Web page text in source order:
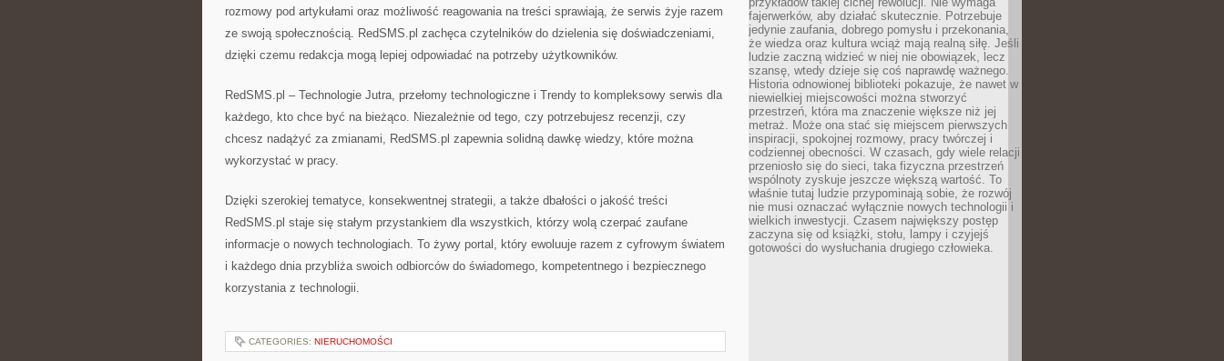
rozmowy pod artykułami oraz możliwość reagowania na treści sprawiają, że serwis żyje razem
ze swoją społecznością. RedSMS.pl zachęca czytelników do dzielenia się doświadczeniami,
dzięki czemu redakcja mogą lepiej odpowiadać na potrzeby użytkowników.
RedSMS.pl – Technologie Jutra, przełomy technologiczne i Trendy to kompleksowy serwis dla
każdego, kto chce być na bieżąco. Niezależnie od tego, czy potrzebujesz recenzji, czy
chcesz nadążyć za zmianami, RedSMS.pl zapewnia solidną dawkę wiedzy, które można
wykorzystać w pracy.
Dzięki szerokiej tematyce, konsekwentnej strategii, a także dbałości o jakość treści
RedSMS.pl staje się stałym przystankiem dla wszystkich, którzy wolą czerpać zaufane
informacje o nowych technologiach. To żywy portal, który ewoluuje razem z cyfrowym światem
i każdego dnia przybliża swoich odbiorców do świadomego, kompetentnego i bezpiecznego
korzystania z technologii.
CATEGORIES: NIERUCHOMOŚCI
fajerwerków, aby działać skutecznie. Potrzebuje
jedynie zaufania, dobrego pomysłu i przekonania,
że wiedza oraz kultura wciąż mają realną siłę. Jeśli
ludzie zaczną widzieć w niej nie obowiązek, lecz
szansę, wtedy dzieje się coś naprawdę ważnego.
Historia odnowionej biblioteki pokazuje, że nawet w
niewielkiej miejscowości można stworzyć
przestrzeń, która ma znaczenie większe niż jej
metraż. Może ona stać się miejscem pierwszych
inspiracji, spokojnej rozmowy, pracy twórczej i
codziennej obecności. W czasach, gdy wiele relacji
przeniosło się do sieci, taka fizyczna przestrzeń
wspólnoty zyskuje jeszcze większą wartość. To
właśnie tutaj ludzie przypominają sobie, że rozwój
nie musi oznaczać wyłącznie nowych technologii i
wielkich inwestycji. Czasem największy postęp
zaczyna się od książki, stołu, lampy i czyjejś
gotowości do wysłuchania drugiego człowieka.